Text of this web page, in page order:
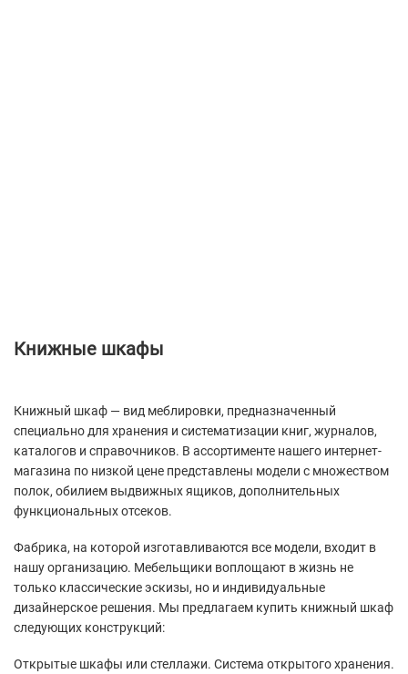
Книжные шкафы
Книжный шкаф — вид меблировки, предназначенный
специально для хранения и систематизации книг, журналов,
каталогов и справочников. В ассортименте нашего интернет-
магазина по низкой цене представлены модели с множеством
полок, обилием выдвижных ящиков, дополнительных
функциональных отсеков.
Фабрика, на которой изготавливаются все модели, входит в
нашу организацию. Мебельщики воплощают в жизнь не
только классические эскизы, но и индивидуальные
дизайнерское решения. Мы предлагаем купить книжный шкаф
следующих конструкций:
Открытые шкафы или стеллажи. Система открытого хранения.